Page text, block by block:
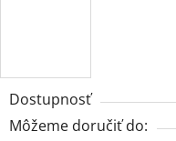
Dostupnosť
Môžeme doručiť do: